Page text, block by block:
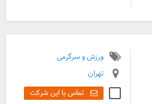
ورزش و سرگرمی
تهران
تماس با این شرکت